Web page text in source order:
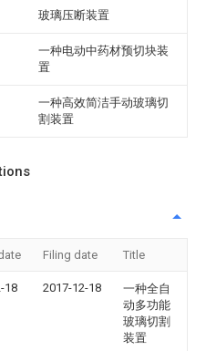
玻璃压断装置
一种电动中药材预切块装
置
一种高效简洁手动玻璃切
割装置
Filing date Title
18 2017-12-18
一种全自
动多功能
玻璃切割
装置